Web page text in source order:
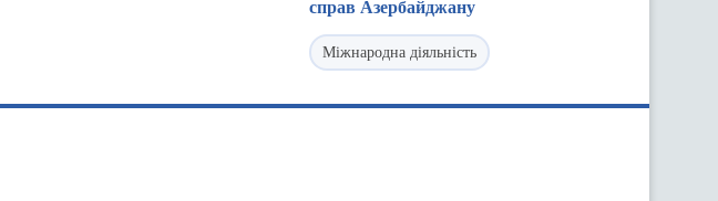
справ Азербайджану
Міжнародна діяльність